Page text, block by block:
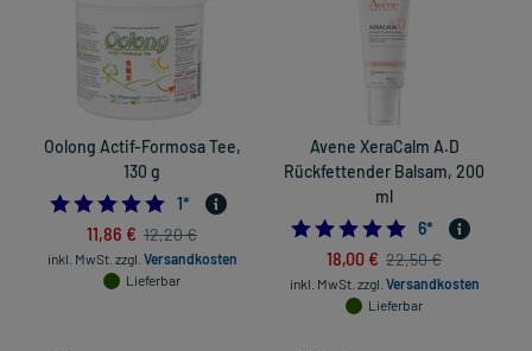
Oolong Actif-Formosa Tee,
130 g
5.0
1*
11,86 € 12,20 €
inkl. MwSt. zzgl. Versandkosten
Lieferbar
Avene XeraCalm A.D
Rückfettender Balsam, 200
ml
5.0
6*
18,00 € 22,50 €
inkl. MwSt. zzgl. Versandkosten
Lieferbar